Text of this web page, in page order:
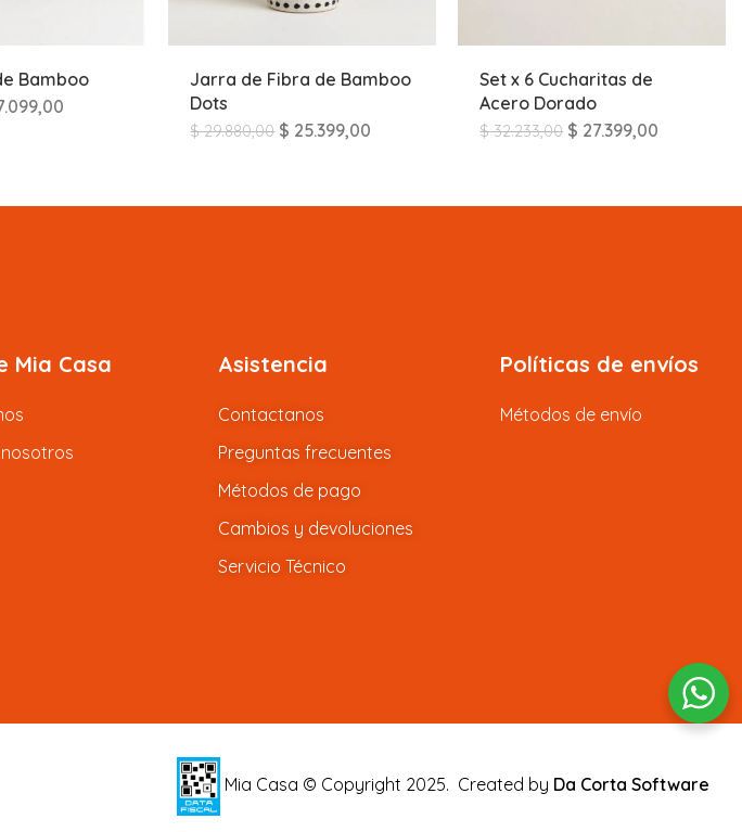
Bamboo
Jarra de Fibra de Bamboo
Dots
$29.880,00 $ 25.399,00
Set x 6 Cucharitas de
Acero Dorado
$32.233,00 $ 27.399,00
Mia Casa Asistencia
Contactanos
Preguntas frecuentes
Métodos de pago
Cambios y devoluciones
Servicio Técnico
Políticas de envíos
Métodos de envío
Mia Casa © Copyright 2025. Created by Da Corta Software